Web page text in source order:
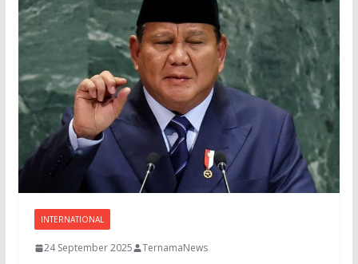
INTERNATIONAL
24 September 2025 TernamaNews